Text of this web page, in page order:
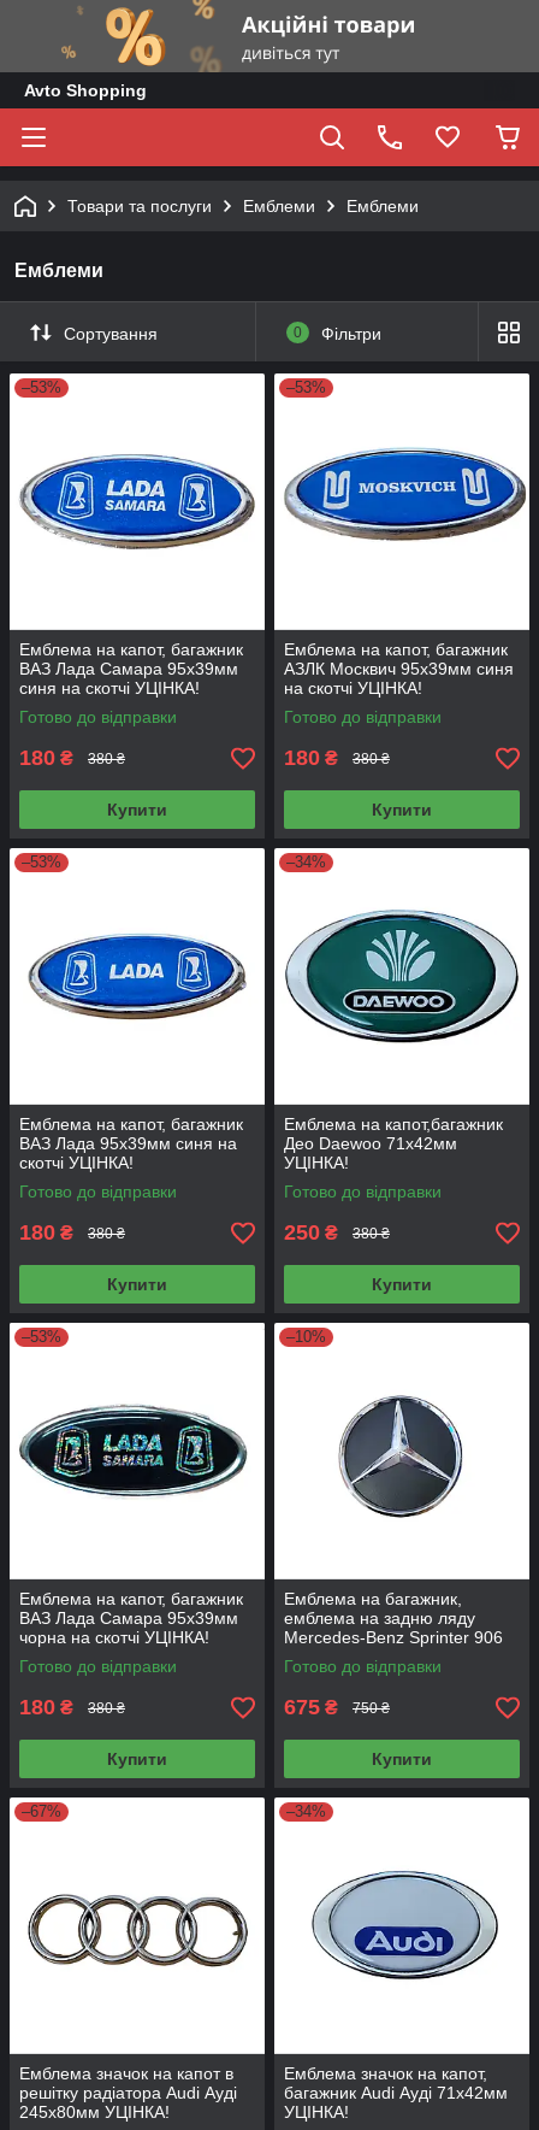
Avto Shopping
Товари та послуги Емблеми Емблеми
Емблеми
Сортування 0 Фільтри
–53%
Емблема на капот, багажник
ВАЗ Лада Самара 95х39мм
синя на скотчі УЦІНКА!
Готово до відправки
180 ₴ 380 ₴
Купити
–53%
Емблема на капот, багажник
АЗЛК Москвич 95х39мм синя
на скотчі УЦІНКА!
Готово до відправки
180 ₴ 380 ₴
Купити
–53%
Емблема на капот, багажник
ВАЗ Лада 95х39мм синя на
скотчі УЦІНКА!
Готово до відправки
180 ₴ 380 ₴
Купити
–34%
Емблема на капот,багажник
Део Daewoo 71х42мм
УЦІНКА!
Готово до відправки
250 ₴ 380 ₴
Купити
–53%
Емблема на капот, багажник
ВАЗ Лада Самара 95х39мм
чорна на скотчі УЦІНКА!
Готово до відправки
180 ₴ 380 ₴
Купити
–10%
Емблема на багажник,
емблема на задню ляду
Mercedes-Benz Sprinter 906
2006+, 906 758 00 58
Готово до відправки
675 ₴ 750 ₴
Купити
–67%
Емблема значок на капот в
решітку радіатора Audi Ауді
245х80мм УЦІНКА!
–34%
Емблема значок на капот,
багажник Audi Ауді 71х42мм
УЦІНКА!